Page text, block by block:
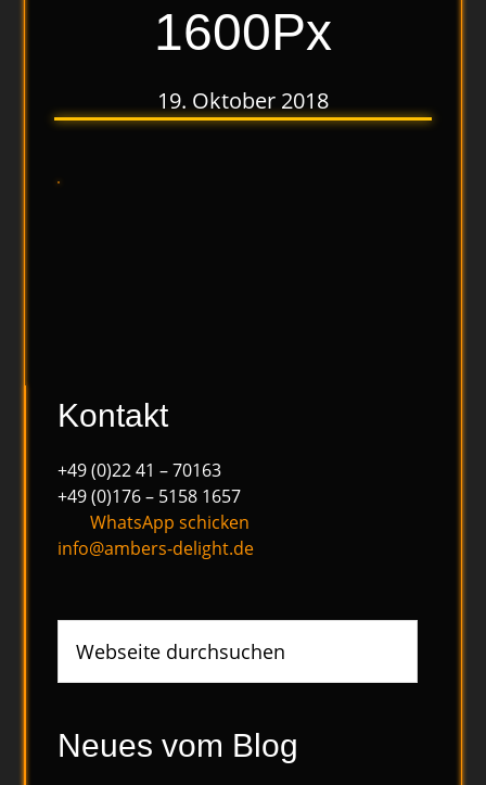
1600Px
19. Oktober 2018
Kontakt
+49 (0)22 41 – 70163
+49 (0)176 – 5158 1657
WhatsApp schicken
info@ambers-delight.de
durchsuchen
Neues vom Blog